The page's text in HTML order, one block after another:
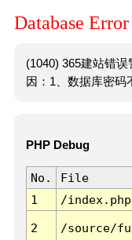
Database Error
(1040) 365建站错
因：1、数据库密码
PHP Debug
No. File
1
/index.php
2 /source/